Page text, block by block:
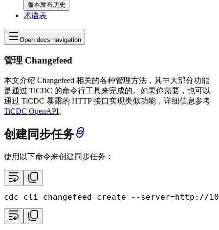
版本发布历史
术语表
Open docs navigation
管理 Changefeed
本文介绍 Changefeed 相关的各种管理方法，其中大部分功能
是通过 TiCDC 的命令行工具来完成的。如果你需要，也可以
通过 TiCDC 暴露的 HTTP 接口实现类似功能，详细信息参考
TiCDC OpenAPI。
创建同步任务
使用以下命令来创建同步任务：
cdc cli changefeed create --server=http://